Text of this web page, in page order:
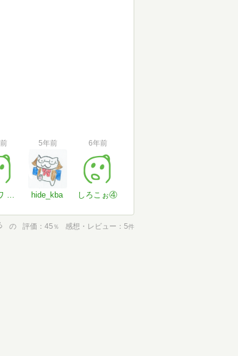
キタガワ ワタル
5年前
hide_kba
6年前
しろこぉ④
の 評価 45 ％ 感想・レビュー 5件